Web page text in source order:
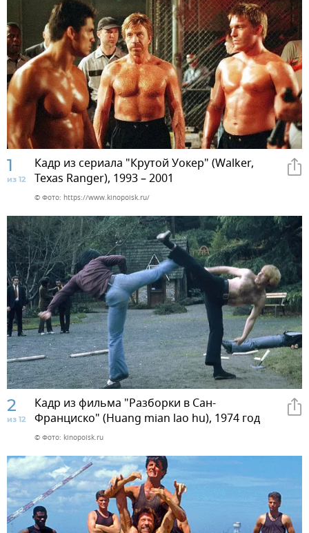
1
из 12
Кадр из сериала "Крутой Уокер" (Walker,
Texas Ranger), 1993 – 2001
© Фото: https://www.kinopoisk.ru/
2
из 12
Кадр из фильма "Разборки в Сан-
Франциско" (Huang mian lao hu), 1974 год
© Фото: kinopoisk.ru